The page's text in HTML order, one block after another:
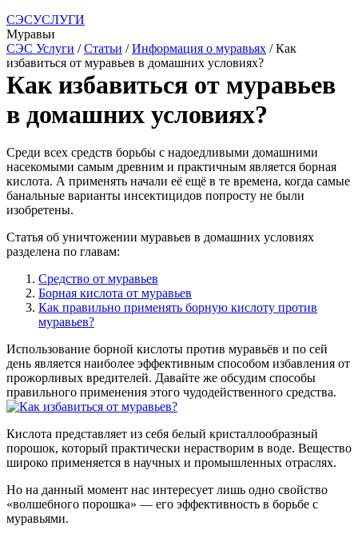
СЭСУСЛУГИ
Муравьи
СЭС Услуги /Статьи /Информация о муравьях / Как
избавиться от муравьев в домашних условиях?
Как избавиться от муравьев
в домашних условиях?
Среди всех средств борьбы с надоедливыми домашними
насекомыми самым древним и практичным является борная
кислота. А применять начали её ещё в те времена, когда самые
банальные варианты инсектицидов попросту не были
изобретены.
Статья об уничтожении муравьев в домашних условиях
разделена по главам:
Средство от муравьев
Борная кислота от муравьев
Как правильно применять борную кислоту против
муравьев?
Использование борной кислоты против муравьёв и по сей
день является наиболее эффективным способом избавления от
прожорливых вредителей. Давайте же обсудим способы
правильного применения этого чудодейственного средства.
Кислота представляет из себя белый кристаллообразный
порошок, который практически нерастворим в воде. Вещество
широко применяется в научных и промышленных отраслях.
Но на данный момент нас интересует лишь одно свойство
«волшебного порошка» — его эффективность в борьбе с
муравьями.